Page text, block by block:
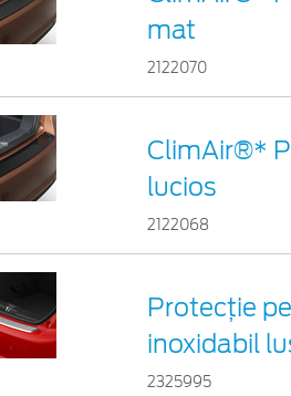
mat
2122070
ClimAir®*
lucios
2122068
Protecţie
inoxidabil
2325995